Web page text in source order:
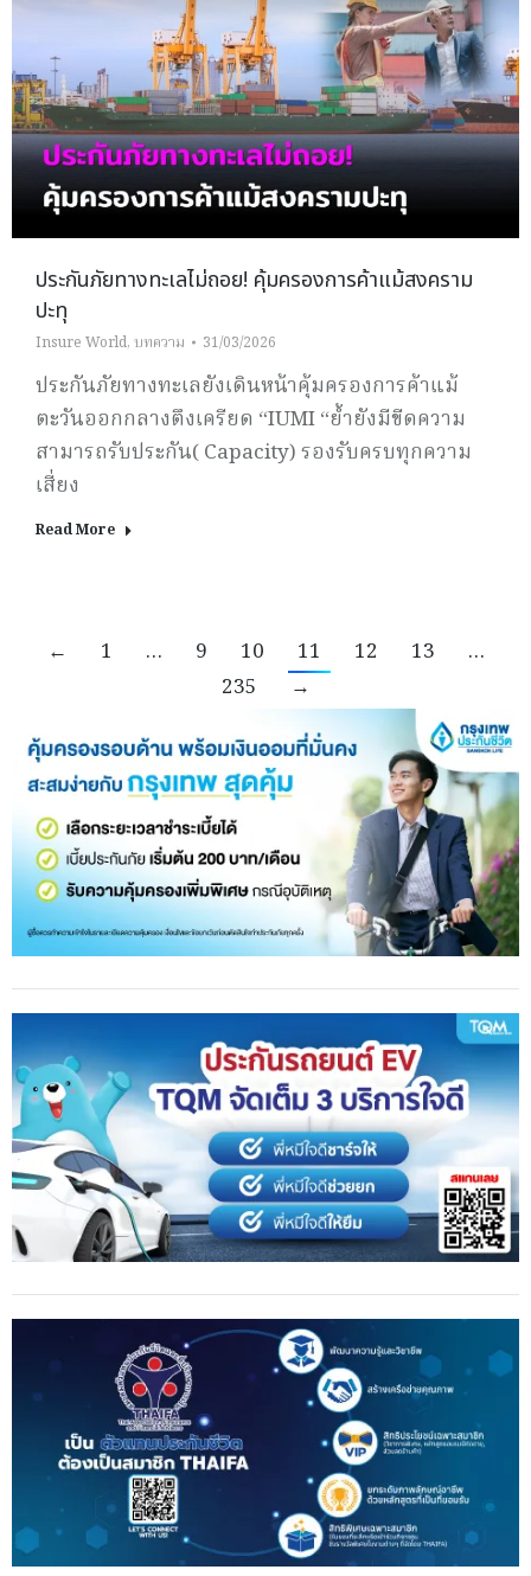
ประกันภัยทางทะเลไม่ถอย! คุ้มครองการค้าแม้สงคราม
ปะทุ
Insure World, บทความ 31/03/2026
ประกันภัยทางทะเลยังเดินหน้าคุ้มครองการค้าแม้
ตะวันออกกลางตึงเครียด “IUMI “ย้ำยังมีขีดความ
สามารถรับประกัน( Capacity) รองรับครบทุกความ
เสี่ยง
Read More
← 1 … 9 10 11 12 13
…
235
→